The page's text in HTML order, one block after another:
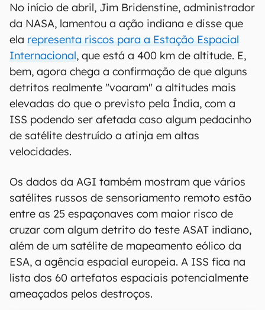
No início de abril, Jim Bridenstine, administrador
da NASA, lamentou a ação indiana e disse que
ela representa riscos para a Estação Espacial
Internacional, que está a 400 km de altitude. E,
bem, agora chega a confirmação de que alguns
detritos realmente "voaram" a altitudes mais
elevadas do que o previsto pela Índia, com a
ISS podendo ser afetada caso algum pedacinho
de satélite destruído a atinja em altas
velocidades.
Os dados da AGI também mostram que vários
satélites russos de sensoriamento remoto estão
entre as 25 espaçonaves com maior risco de
cruzar com algum detrito do teste ASAT indiano,
além de um satélite de mapeamento eólico da
ESA, a agência espacial europeia. A ISS fica na
lista dos 60 artefatos espaciais potencialmente
ameaçados pelos destroços.